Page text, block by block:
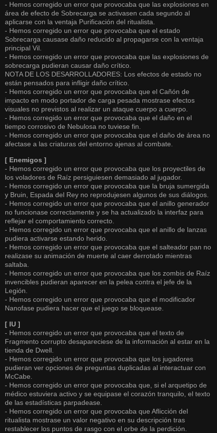
- Hemos corregido un error que provocaba que las explosiones en
área de efecto de Sobrecarga se activasen cada segundo al
aplicarse con la ventaja Purificación del ritualista.
- Hemos corregido un error que provocaba que el estado
Sobrecarga causase daño reducido al propagarse con la ventaja
principal Vil.
- Hemos corregido un error que provocaba que las explosiones de
sobrecarga pudieran causar daño crítico.
NOTA DE LOS DESARROLLADORES: Los efectos de estado no
están pensados para infligir daño crítico.
- Hemos corregido un error que provocaba que el Cañón de
impacto en modo portador de carga pesada mostrase efectos
visuales no previstos al realizar un ataque cuerpo a cuerpo.
- Hemos corregido un error que provocaba que el daño en el
tiempo corrosivo de Nebulosa no tuviese fin.
- Hemos corregido un error que provocaba que el daño de área no
afectase a las criaturas del entorno ajenas al combate.
[ Enemigos ]
- Hemos corregido un error que provocaba que los proyectiles de
los voladores de Raíz persiguiesen demasiado al jugador.
- Hemos corregido un error que provocaba que la bruja sumergida
y Bruin, Espada del Rey no reprodujesen algunos de sus diálogos.
- Hemos corregido un error que provocaba que el anillo generador
no funcionase correctamente y se ha actualizado la interfaz para
reflejar el comportamiento correcto.
- Hemos corregido un error que provocaba que el anillo de lanzas
pudiera activarse estando herido.
- Hemos corregido un error que provocaba que el salteador pan no
realizase su animación de muerte al caer derrotado mientras
saltaba.
- Hemos corregido un error que provocaba que los zombis de Raíz
invencibles pudieran aparecer en la pelea contra el jefe de la
Legión.
- Hemos corregido un error que provocaba que el modificador
Nanofase pudiera hacer que el juego se bloquease.
[ IU ]
- Hemos corregido un error que provocaba que el texto de
Fragmento corrupto desapareciese de la información al estar en la
tienda de Dwell.
- Hemos corregido un error que provocaba que los jugadores
pudieran ver opciones de preguntas duplicadas al interactuar con
McCabe.
- Hemos corregido un error que provocaba que, si el arquetipo de
médico estuviera activo y se equipase el corazón tranquilo, el texto
de las estadísticas parpadease.
- Hemos corregido un error que provocaba que Aflicción del
ritualista mostrase un valor negativo en su descripción tras
restablecer los puntos de rasgo con el orbe de la perdición.